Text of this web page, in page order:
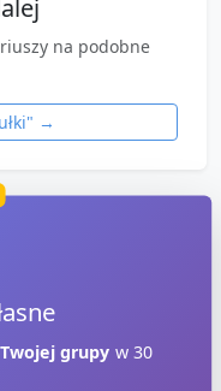
na podobne
" →
Twojej grupy w 30